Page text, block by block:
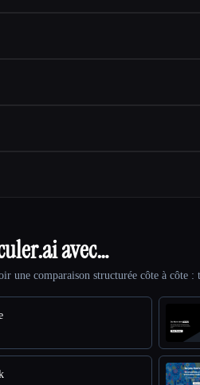
avec…
une comparaison structurée côte à côte